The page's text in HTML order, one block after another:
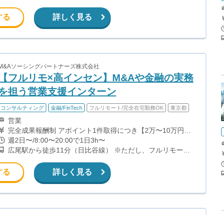
る 詳しく見る
ソーシングパートナーズ株式会社
フルリモ×高インセン】M&Aや金融の実務
担う営業支援インターン
コンサルティング 金融/FinTech フルリモート/完全在宅勤務OK 東京都
営業
完全成果報酬制 アポイント1件取得につき【2万〜10万円】
インセンティブ アポ取得先企業の売上高に応じて変動しま
す。 アポ獲得実績に応じてインセンティブ率が高くなる報
酬体系。 アポ獲得数に応じたランキング報酬など様々な制
す。
週2日〜/8:00〜20:00で1日3h〜
広尾駅から徒歩11分（日比谷線） ※ただし、フルリモート
る 詳しく見る